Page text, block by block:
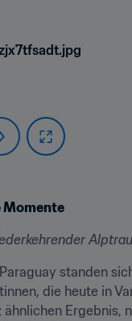
Momente
standen
die heute in
ähnlichen Ergebnis,